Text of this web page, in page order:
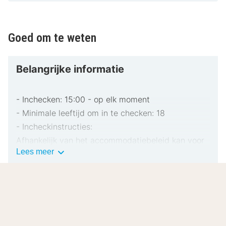
Goed om te weten
Belangrijke informatie
- Inchecken: 15:00 - op elk moment
- Minimale leeftijd om in te checken: 18
- Incheckinstructies:
Afhankelijk van het accommodatiebeleid kan voor
extra personen een toeslag in rekening worden
Lees meerBelangrijke